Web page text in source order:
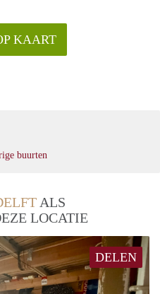
KAART
buurten
ALS
LOCATIE
DELEN